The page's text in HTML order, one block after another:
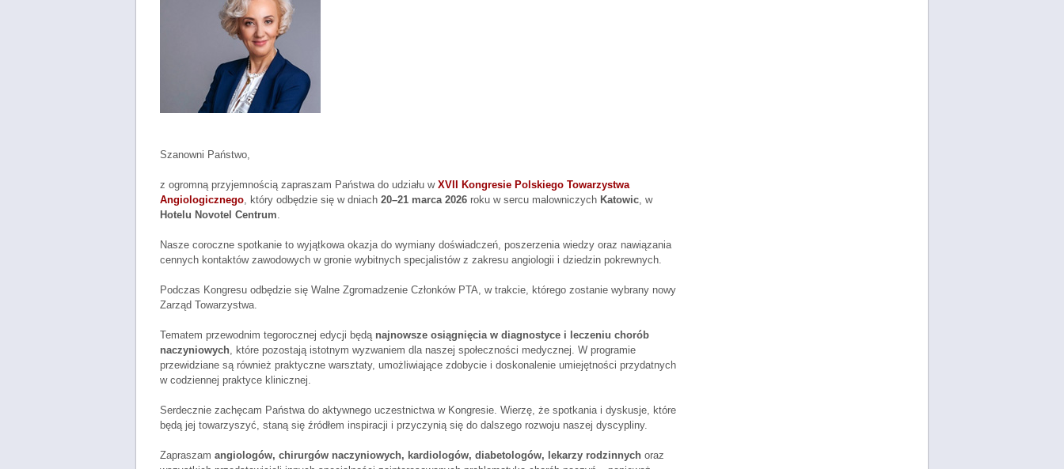
Szanowni Państwo,
z ogromną przyjemnością zapraszam Państwa do udziału w XVII Kongresie Polskiego Towarzystwa
Angiologicznego , który odbędzie się w dniach 20–21 marca 2026 roku w sercu malowniczych Katowic , w
Hotelu Novotel Centrum
Nasze coroczne spotkanie to wyjątkowa okazja do wymiany doświadczeń, poszerzenia wiedzy oraz nawiązania
cennych kontaktów zawodowych w gronie wybitnych specjalistów z zakresu angiologii i dziedzin pokrewnych.
Podczas Kongresu odbędzie się Walne Zgromadzenie Członków PTA, w trakcie, którego zostanie wybrany nowy
Zarząd Towarzystwa.
Tematem przewodnim tegorocznej edycji będą najnowsze osiągnięcia w diagnostyce i leczeniu chorób
naczyniowych , które pozostają istotnym wyzwaniem dla naszej społeczności medycznej. W programie
przewidziane są również praktyczne warsztaty, umożliwiające zdobycie i doskonalenie umiejętności przydatnych
w codziennej praktyce klinicznej.
Serdecznie zachęcam Państwa do aktywnego uczestnictwa w Kongresie. Wierzę, że spotkania i dyskusje, które
będą jej towarzyszyć, staną się źródłem inspiracji i przyczynią się do dalszego rozwoju naszej dyscypliny.
Zapraszam angiologów, chirurgów naczyniowych, kardiologów, diabetologów, lekarzy rodzinnych oraz